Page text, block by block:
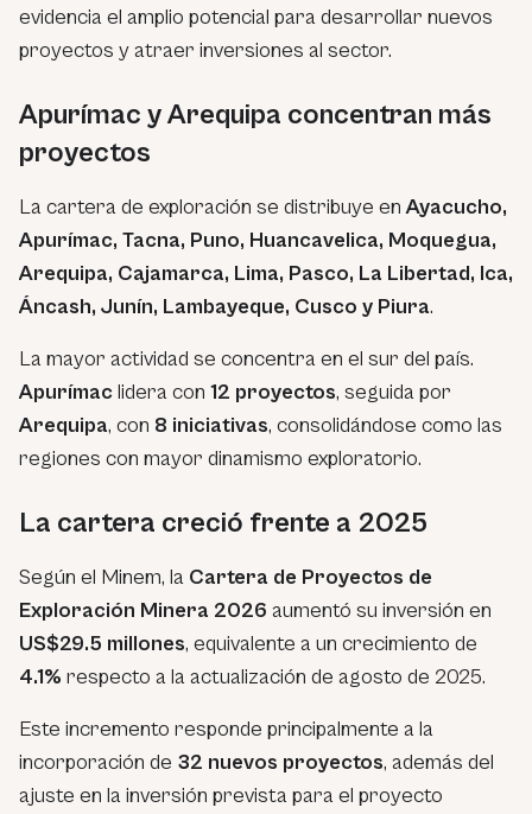
evidencia el amplio potencial para desarrollar nuevos
proyectos y atraer inversiones al sector.
Apurímac y Arequipa concentran más
proyectos
La cartera de exploración se distribuye enAyacucho,
Apurímac, Tacna, Puno, Huancavelica, Moquegua,
Arequipa, Cajamarca, Lima, Pasco, La Libertad, Ica,
Áncash, Junín, Lambayeque, Cusco y Piura.
La mayor actividad se concentra en el sur del país.
Apurímaclidera con 12 proyectos, seguida por
Arequipa, con 8 iniciativas, consolidándose como las
regiones con mayor dinamismo exploratorio.
La cartera creció frente a 2025
Según el Minem, la Cartera de Proyectos de
Exploración Minera 2026 aumentó su inversión en
US$29.5 millones, equivalente a un crecimiento de
4.1% respecto a la actualización de agosto de 2025.
Este incremento responde principalmente a la
incorporación de 32 nuevos proyectos, además del
ajuste en la inversión prevista para el proyecto